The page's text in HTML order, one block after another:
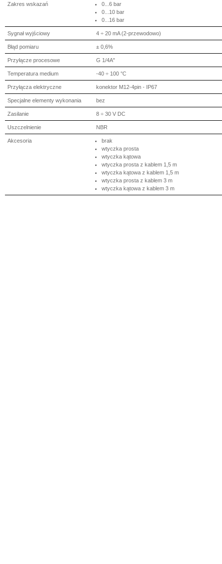
Zakres wskazań
0...6 bar
0...10 bar
0...16 bar
Sygnał wyjściowy 4 ÷ 20 mA (2-przewodowo)
Błąd pomiaru ± 0,6%
Przyłącze procesowe G 1/4A"
Temperatura medium -40 ÷ 100 °C
Przyłącza elektryczne konektor M12-4pin - IP67
Specjalne elementy wykonania bez
Zasilanie 8 ÷ 30 V DC
Uszczelnienie NBR
Akcesoria
brak
wtyczka prosta
wtyczka kątowa
wtyczka prosta z kablem 1,5 m
wtyczka kątowa z kablem 1,5 m
wtyczka prosta z kablem 3 m
wtyczka kątowa z kablem 3 m